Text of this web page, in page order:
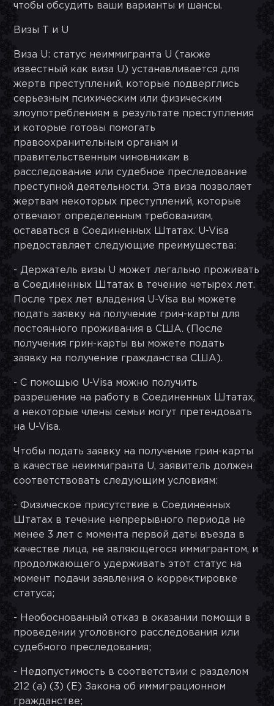
чтобы обсудить ваши варианты и шансы.
Визы T и U
Виза U: статус неиммигранта U (также
известный как виза U) устанавливается для
жертв преступлений, которые подверглись
серьезным психическим или физическим
злоупотреблениям в результате преступления
и которые готовы помогать
правоохранительным органам и
правительственным чиновникам в
расследование или судебное преследование
преступной деятельности. Эта виза позволяет
жертвам некоторых преступлений, которые
отвечают определенным требованиям,
оставаться в Соединенных Штатах. U-Visa
предоставляет следующие преимущества:
- Держатель визы U может легально проживать
в Соединенных Штатах в течение четырех лет.
После трех лет владения U-Visa вы можете
подать заявку на получение грин-карты для
постоянного проживания в США. (После
получения грин-карты вы можете подать
заявку на получение гражданства США).
- С помощью U-Visa можно получить
разрешение на работу в Соединенных Штатах,
а некоторые члены семьи могут претендовать
на U-Visa.
Чтобы подать заявку на получение грин-карты
в качестве неиммигранта U, заявитель должен
соответствовать следующим условиям:
- Физическое присутствие в Соединенных
Штатах в течение непрерывного периода не
менее 3 лет с момента первой даты въезда в
качестве лица, не являющегося иммигрантом, и
продолжающего удерживать этот статус на
момент подачи заявления о корректировке
статуса;
- Необоснованный отказ в оказании помощи в
проведении уголовного расследования или
судебного преследования;
- Недопустимость в соответствии с разделом
212 (a) (3) (E) Закона об иммиграционном
гражданстве;